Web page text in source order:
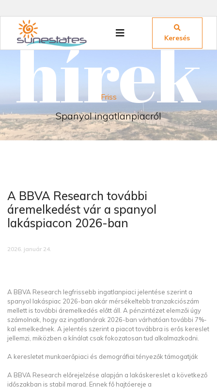
Keresés
hírek
Friss
Spanyol ingatlanpiacról
A BBVA Research további
áremelkedést vár a spanyol
lakáspiacon 2026-ban
2026. január 24.
A BBVA Research legfrissebb ingatlanpiaci jelentése szerint a
spanyol lakáspiac 2026-ban akár mérsékeltebb tranzakciószám
mellett is további áremelkedés előtt áll. A pénzintézet elemzői úgy
számolnak, hogy az ingatlanárak 2026-ban várhatóan további 7%-
kal emelkednek. A jelentés szerint a piacot továbbra is erős kereslet
jellemzi, miközben a kínálat csak fokozatosan tud alkalmazkodni.
A keresletet munkaerőpiaci és demográfiai tényezők támogatják
A BBVA Research előrejelzése alapján a lakáskereslet a következő
időszakban is stabil marad. Ennek fő hajtóereje a